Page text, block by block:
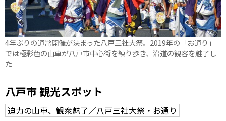
4年ぶりの通常開催が決まった八戸三社大祭。2019年の「お通り」
では極彩色の山車が八戸市中心街を練り歩き、沿道の観客を魅了し
た
八戸市 観光スポット
迫力の山車、観衆魅了／八戸三社大祭・お通り